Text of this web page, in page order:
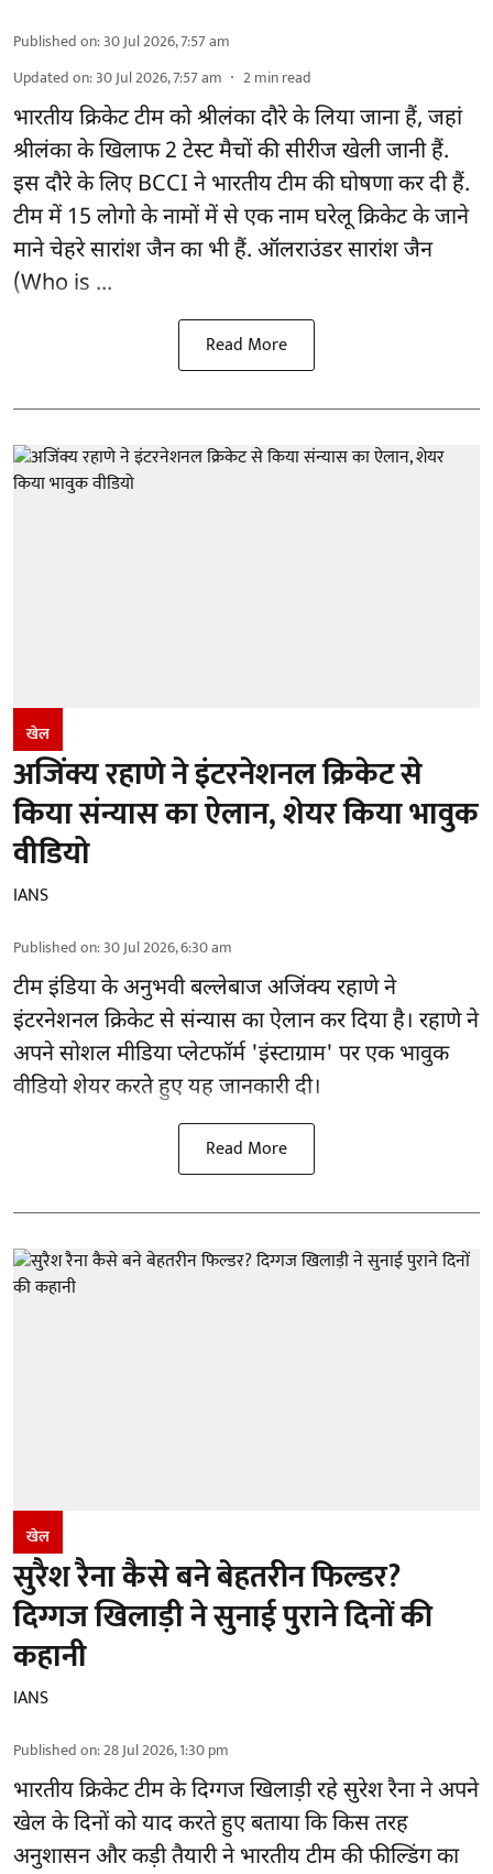
Published on:30 Jul 2026, 7:57 am
Updated on:30 Jul 2026, 7:57 am 2min read
भारतीय क्रिकेट टीम को श्रीलंका दौरे के लिया जाना हैं, जहां
श्रीलंका के खिलाफ 2 टेस्ट मैचों की सीरीज खेली जानी हैं.
इस दौरे के लिए BCCI ने भारतीय टीम की घोषणाकर दी हैं.
टीम में 15 लोगो के नामों में से एक नाम घरेलू क्रिकेट के जाने
माने चेहरे सारांश जैन का भी हैं. ऑलराउंडर सारांश जैन
(Who is ...
Read More
खेल
अजिंक्य रहाणे ने इंटरनेशनल क्रिकेट से
किया संन्यास का ऐलान, शेयर किया भावुक
वीडियो
IANS
Published on:30 Jul 2026, 6:30 am
टीम इंडिया के अनुभवी बल्लेबाज अजिंक्य रहाणे ने
इंटरनेशनल क्रिकेट से संन्यास का ऐलान कर दिया है। रहाणे ने
अपने सोशल मीडिया प्लेटफॉर्म 'इंस्टाग्राम' पर एक भावुक
वीडियो शेयर करते हुए यह जानकारी दी।
Read More
खेल
सुरैश रैना कैसे बने बेहतरीन फिल्डर?
दिग्गज खिलाड़ी ने सुनाई पुराने दिनों की
कहानी
IANS
Published on:28 Jul 2026, 1:30 pm
भारतीय क्रिकेट टीम के दिग्गज खिलाड़ी रहेसुरेश रैनाने अपने
खेल के दिनों को याद करते हुए बताया कि किस तरह
अनुशासन और कड़ी तैयारी ने भारतीय टीम की फील्डिंग का